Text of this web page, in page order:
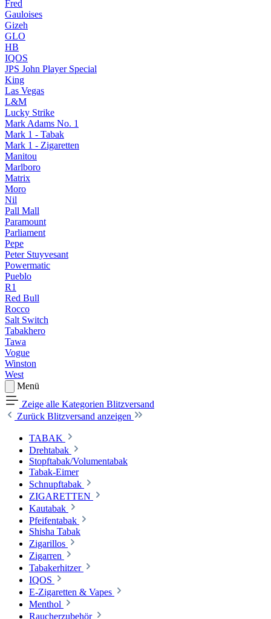
Fred
Gauloises
Gizeh
GLO
HB
IQOS
JPS John Player Special
King
Las Vegas
L&M
Lucky Strike
Mark Adams No. 1
Mark 1 - Tabak
Mark 1 - Zigaretten
Manitou
Marlboro
Matrix
Moro
Nil
Pall Mall
Paramount
Parliament
Pepe
Peter Stuyvesant
Powermatic
Pueblo
R1
Red Bull
Rocco
Salt Switch
Tabakhero
Tawa
Vogue
Winston
West
Menü
Zeige alle Kategorien Blitzversand
Zurück Blitzversand anzeigen
TABAK
Drehtabak
Stopftabak/Volumentabak
Tabak-Eimer
Schnupftabak
ZIGARETTEN
Kautabak
Pfeifentabak
Shisha Tabak
Zigarillos
Zigarren
Tabakerhitzer
IQOS
E-Zigaretten & Vapes
Menthol
Raucherzubehör